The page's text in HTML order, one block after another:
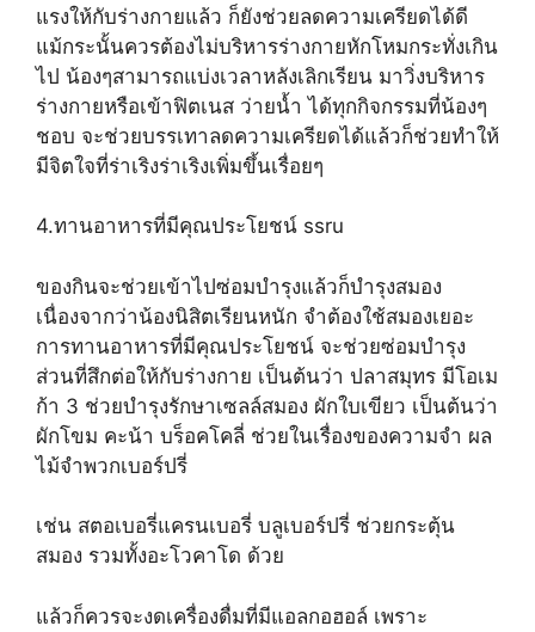
แรงให้กับร่างกายแล้ว ก็ยังช่วยลดความเครียดได้ดี
แม้กระนั้นควรต้องไม่บริหารร่างกายหักโหมกระทั่งเกิน
ไป น้องๆสามารถแบ่งเวลาหลังเลิกเรียน มาวิ่งบริหาร
ร่างกายหรือเข้าฟิตเนส ว่ายน้ำ ได้ทุกกิจกรรมที่น้องๆ
ชอบ จะช่วยบรรเทาลดความเครียดได้แล้วก็ช่วยทำให้
มีจิตใจที่ร่าเริงร่าเริงเพิ่มขึ้นเรื่อยๆ
4.ทานอาหารที่มีคุณประโยชน์ ssru
ของกินจะช่วยเข้าไปซ่อมบำรุงแล้วก็บำรุงสมอง
เนื่องจากว่าน้องนิสิตเรียนหนัก จำต้องใช้สมองเยอะ
การทานอาหารที่มีคุณประโยชน์ จะช่วยซ่อมบำรุง
ส่วนที่สึกต่อให้กับร่างกาย เป็นต้นว่า ปลาสมุทร มีโอเม
ก้า 3 ช่วยบำรุงรักษาเซลล์สมอง ผักใบเขียว เป็นต้นว่า
ผักโขม คะน้า บร็อคโคลี่ ช่วยในเรื่องของความจำ ผล
ไม้จำพวกเบอร์ปรี่
เช่น สตอเบอรี่แครนเบอรี่ บลูเบอร์ปรี่ ช่วยกระตุ้น
สมอง รวมทั้งอะโวคาโด ด้วย
แล้วก็ควรจะงดเครื่องดื่มที่มีแอลกอฮอล์ เพราะ